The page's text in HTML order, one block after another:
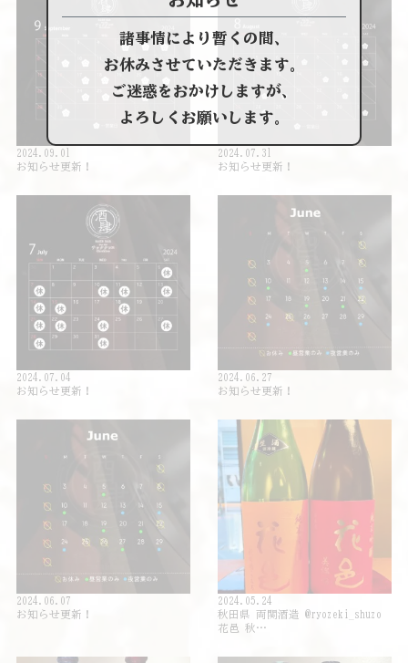
2024.09.01
お知らせ更新！
2024.07.31
お知らせ更新！
2024.07.04
お知らせ更新！
2024.06.27
お知らせ更新！
2024.06.07
お知らせ更新！
2024.05.24
秋田県 両関酒造 @ryozeki_shuzo
花邑 秋…
諸事情により暫くの間、
お休みさせていただきます。
ご迷惑をおかけしますが、
よろしくお願いします。